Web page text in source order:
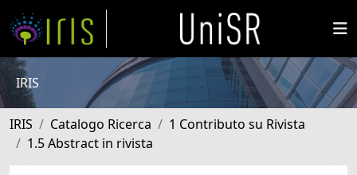
IRIS
IRIS Catalogo Ricerca
1 Contributo su Rivista
1.5 Abstract in rivista